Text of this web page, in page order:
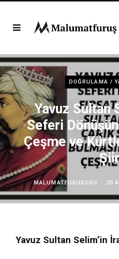
DOĞRULAMA /
Yavuz Sultan
Seferi
Çeşme ve
MALUMATFURUSORG 20
Yavuz Sultan Selim‘in